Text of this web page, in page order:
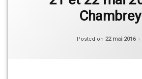
Chambrey
Posted on 22 mai 2016